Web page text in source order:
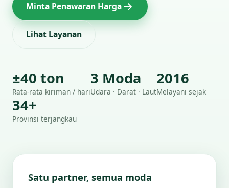
Minta Penawaran Harga
Lihat Layanan
±40 ton
Rata-rata kiriman / hari
3 Moda
Udara · Darat · Laut
2016
Melayani sejak
34+
Provinsi terjangkau
Satu partner, semua moda